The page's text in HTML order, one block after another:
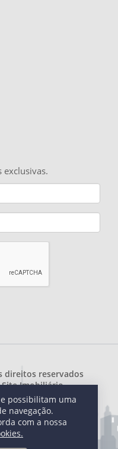
possibilitam uma
navegação.
com a nossa
exclusivas.
direitos reservados
Imobiliário